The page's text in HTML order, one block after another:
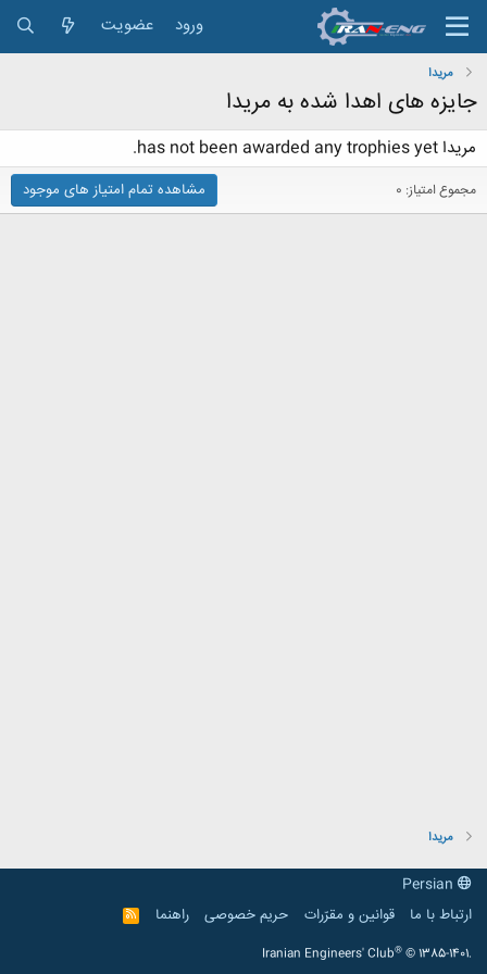
ورود عضویت
مریدا
جایزه های اهدا شده به مریدا
مریدا has not been awarded any trophies yet.
مجموع امتیاز: 0 مشاهده تمام امتیاز های موجود
مریدا
ارتباط با ما
قوانین و مقرّرات حریم خصوصی راهنما
R
S
Iranian Engineers' Club® © 1385-1401.